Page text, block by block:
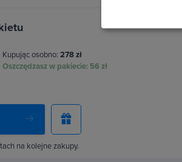
czy przechodzenie
Kupując osobno: 278 zł
Oszczędzasz w pakiecie: 56 zł
na kolejne zakupy.